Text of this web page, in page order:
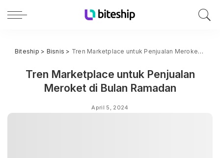
Biteship > Bisnis > Tren Marketplace untuk Penjualan Meroket di Bulan Ramadan
Tren Marketplace untuk Penjualan
Meroket di Bulan Ramadan
April 5, 2024